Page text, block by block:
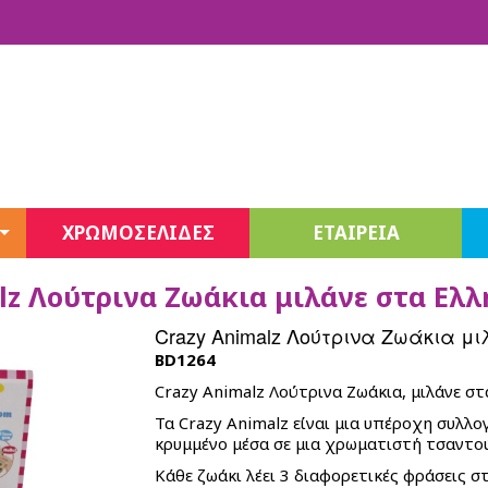
Jewelry
Juicy Couture Beauty
3C4G Beauty – Cosmetics
Unicones Σειρά 3
ΧΡΩΜΟΣΕΛΙΔΕΣ ΕΤΑΙΡΕΙΑ
Λούτρινα Ζωάκια μιλάνε στα
Crazy Animalz Λούτρινα Ζωάκια
BD1264
Crazy Animalz Λούτρινα Ζωάκια, μιλάνε
Τα Crazy Animalz είναι μια υπέροχη
κρυμμένο μέσα σε μια χρωματιστή
Κάθε ζωάκι λέει 3 διαφορετικές φράσεις